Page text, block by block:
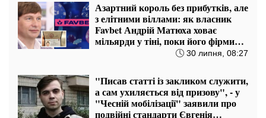
Азартний король без прибутків, але
з елітними віллами: як власник
Favbet Андрій Матюха ховає
мільярди у тіні, поки його фірми
ловлять на зв’язках з Росією30 липня, 08:27
"Писав статті із закликом служити,
а сам ухиляється від призову", - у
"Чесній мобілізації" заявили про
подвійні стандарти Євгенія